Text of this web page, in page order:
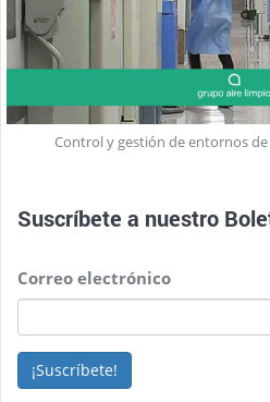
Control y gestión de entornos
Suscríbete a nuestro
Correo electrónico
¡Suscríbete!